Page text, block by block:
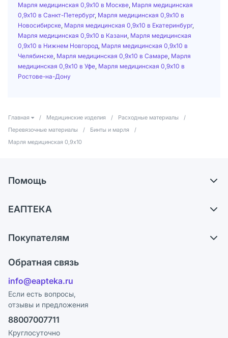
Марля медицинская 0,9х10 в Москве Марля медицинская
0,9х10 в Санкт-Петербург, Марля медицинская 0,9х10 в
Новосибирске Марля медицинская 0,9х10 в Екатеринбург,
Марля медицинская 0,9х10 в Казани Марля медицинская
0,9х10 в Нижнем Новгород Марля медицинская 0,9х10 в
Челябинске Марля медицинская 0,9х10 в Самаре Марля
медицинская 0,9х10 в Уфе Марля медицинская 0,9х10 в
Ростове-на-Дону
Главная / Медицинские изделия / Расходные материалы
/
Перевязочные материалы
/ Бинты и марля
/
Марля медицинская 0,9х10
Помощь
Самовывоз из аптек
Ответы на вопросы
Блог
ЕАПТЕКА
Карьера
Поставщики
Лицензия
Реклама на сайте
Ваши товары на ЕАПТЕКЕ
Покупателям
Программа СберСпасибо
Политика конфиденциальности
Пользовательское соглашение
Обратная связь
info@eapteka.ru
Если есть вопросы,
отзывы и предложения
88007007711
Круглосуточно